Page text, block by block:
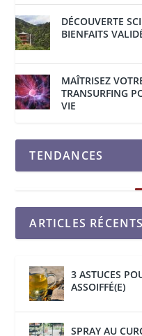
DÉCOUVERTE
BIENFAITS
MAÎTRISEZ
TRANSURFING
VIE
TENDANCES
ARTICLES RÉCENTS
3 ASTUCES
ASSOIFFÉ(E)
SPRAY AU